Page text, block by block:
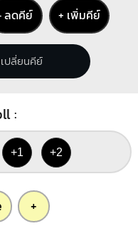
ลดคีย์ + เพิ่มคีย์
ปลี่ยนคีย์
:
+1 +2
+